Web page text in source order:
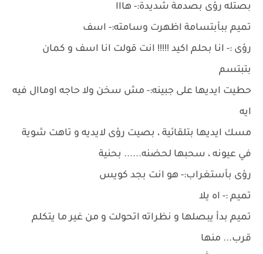
بصتله رؤى بصدمة شديدة:- هااا
تميم ببأبتسامة اظهرت وسامته:- اسف
رؤى :- انا بحلم اكيد !!!!! انت قولت انا اسف و كمان
بتبتسم
حطيت ايديها على جبينه:- مش سخن ولا حاجه اوماال فيه
ايه
مسك ايديها بتلقائية ، بصيت رؤى لايديه و تاهت شوية
في عيونه ، سحبها لحضنه...... بحنية
رؤى بأستغراب:- هو انت بجد كويس
تميم :- اه يلا
تميم بدأ يبصلها و نظراته اتحولت و من غير ما يتكلم
قرب... منها